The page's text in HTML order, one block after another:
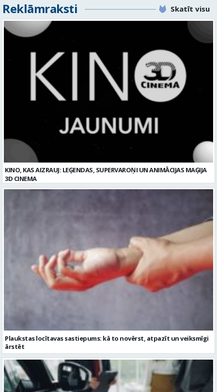
Reklāmraksti Skatīt visu
KINO, KAS AIZRAUJ: LEĢENDAS, SUPERVAROŅI UN ANIMĀCIJAS MAĢIJA
3D CINEMA
Plaukstas locītavas sastiepums: kā to novērst, atpazīt un veiksmīgi
ārstēt